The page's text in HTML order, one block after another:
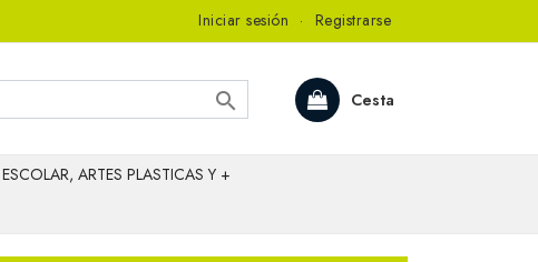
Iniciar sesión · Registrarse
Cesta

ARTES PLASTICAS Y +